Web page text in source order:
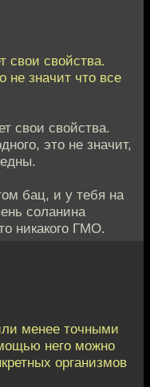
свои свойства.
не значит что все
свои свойства.
это не значит,
бац, и у тебя на
соланина
никакого ГМО.
менее точными
него можно
организмов